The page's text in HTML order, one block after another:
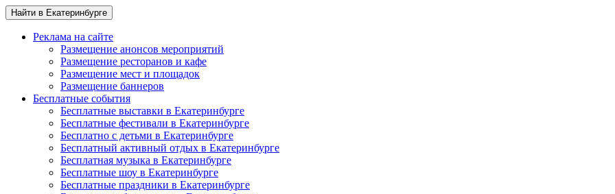
Найти в Екатеринбурге
Реклама на сайте
Размещение анонсов мероприятий
Размещение ресторанов и кафе
Размещение мест и площадок
Размещение баннеров
Бесплатные события
Бесплатные выставки в Екатеринбурге
Бесплатные фестивали в Екатеринбурге
Бесплатно с детьми в Екатеринбурге
Бесплатный активный отдых в Екатеринбурге
Бесплатная музыка в Екатеринбурге
Бесплатные шоу в Екатеринбурге
Бесплатные праздники в Екатеринбурге